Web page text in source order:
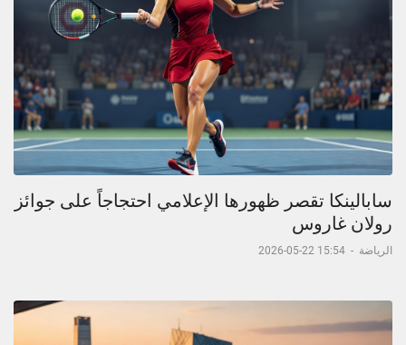
سابالينكا تقصر ظهورها الإعلامي احتجاجاً على جوائز
رولان غاروس
الرياضة -
15:54 22-05-2026